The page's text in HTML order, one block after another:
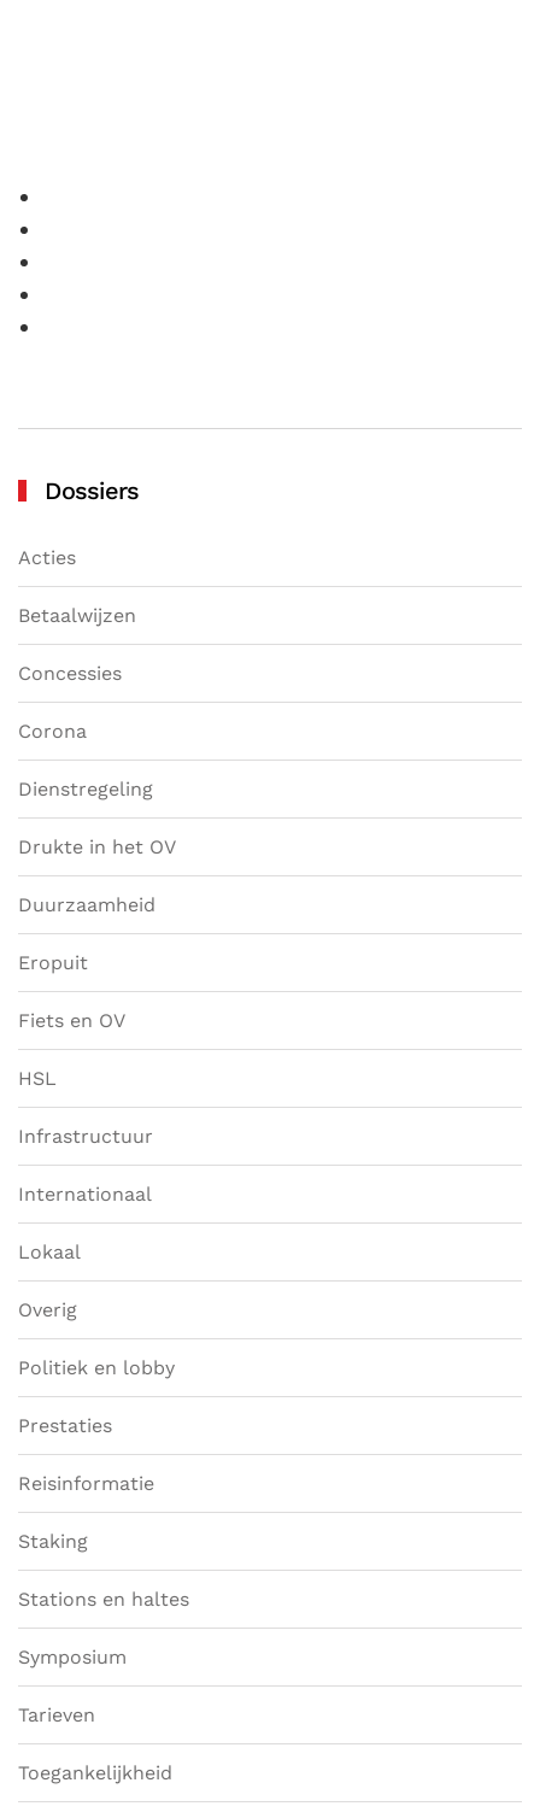
Dossiers
Acties
Betaalwijzen
Concessies
Corona
Dienstregeling
Drukte in het OV
Duurzaamheid
Eropuit
Fiets en OV
HSL
Infrastructuur
Internationaal
Lokaal
Overig
Politiek en lobby
Prestaties
Reisinformatie
Staking
Stations en haltes
Symposium
Tarieven
Toegankelijkheid